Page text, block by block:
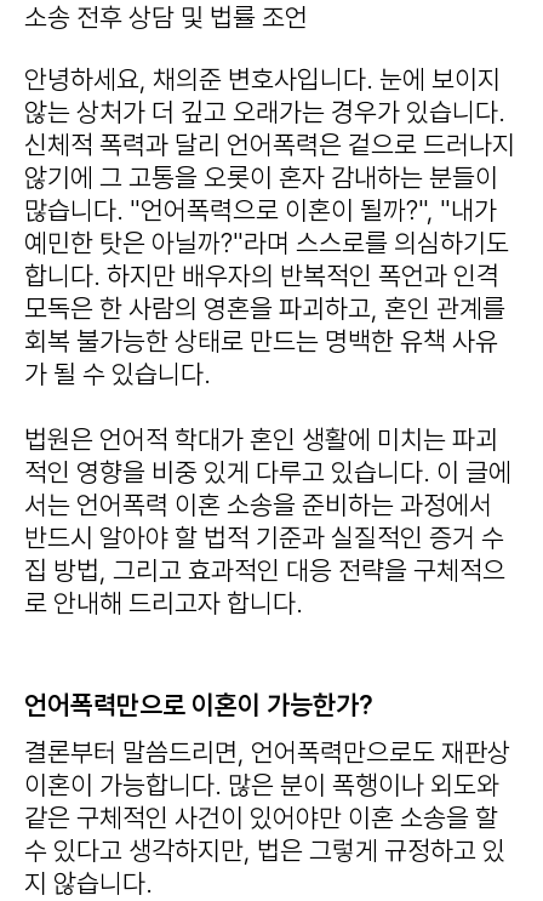
소송 전후 상담 및 법률 조언
안녕하세요, 채의준 변호사입니다. 눈에 보이지
않는 상처가 더 깊고 오래가는 경우가 있습니다.
신체적 폭력과 달리 언어폭력은 겉으로 드러나지
않기에 그 고통을 오롯이 혼자 감내하는 분들이
많습니다. "언어폭력으로 이혼이 될까?", "내가
예민한 탓은 아닐까?"라며 스스로를 의심하기도
합니다. 하지만 배우자의 반복적인 폭언과 인격
모독은 한 사람의 영혼을 파괴하고, 혼인 관계를
회복 불가능한 상태로 만드는 명백한 유책 사유
가 될 수 있습니다.
법원은 언어적 학대가 혼인 생활에 미치는 파괴
적인 영향을 비중 있게 다루고 있습니다. 이 글에
서는 언어폭력 이혼 소송을 준비하는 과정에서
반드시 알아야 할 법적 기준과 실질적인 증거 수
집 방법, 그리고 효과적인 대응 전략을 구체적으
로 안내해 드리고자 합니다.
언어폭력만으로 이혼이 가능한가?
결론부터 말씀드리면, 언어폭력만으로도 재판상
이혼이 가능합니다. 많은 분이 폭행이나 외도와
같은 구체적인 사건이 있어야만 이혼 소송을 할
수 있다고 생각하지만, 법은 그렇게 규정하고 있
지 않습니다.